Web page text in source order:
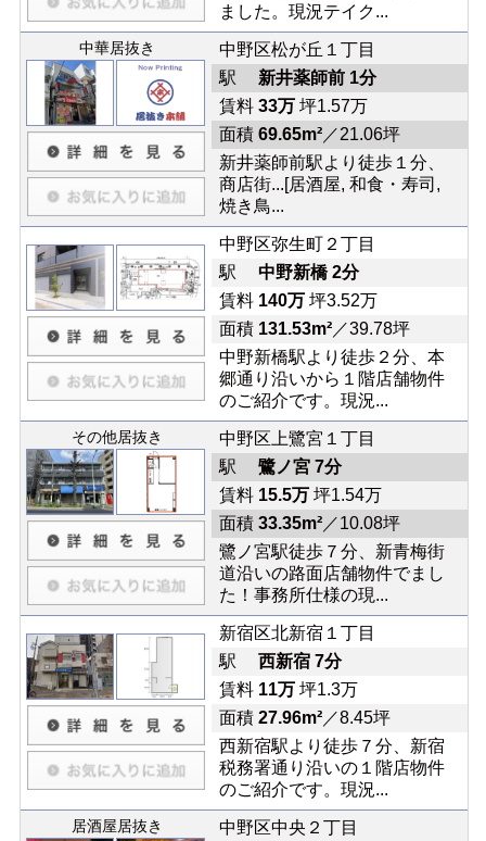
ました。現況テイク...
中華居抜き
中野区松が丘１丁目
駅 新井薬師前 1分
賃料 33万坪1.57万
面積 69.65m²／21.06坪
新井薬師前駅より徒歩１分、
商店街...[居酒屋, 和食・寿司,
焼き鳥...
中野区弥生町２丁目
駅 中野新橋 2分
賃料 140万坪3.52万
面積 131.53m²／39.78坪
中野新橋駅より徒歩２分、本
郷通り沿いから１階店舗物件
のご紹介です。現況...
その他居抜き
中野区上鷺宮１丁目
駅 鷺ノ宮 7分
賃料 15.5万坪1.54万
面積 33.35m²／10.08坪
鷺ノ宮駅徒歩７分、新青梅街
道沿いの路面店舗物件でまし
た！事務所仕様の現...
新宿区北新宿１丁目
駅 西新宿 7分
賃料 11万坪1.3万
面積 27.96m²／8.45坪
西新宿駅より徒歩７分、新宿
税務署通り沿いの１階店物件
のご紹介です。現況...
居酒屋居抜き 中野区中央２丁目